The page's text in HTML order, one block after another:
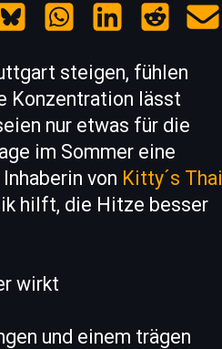
steigen, fühlen
Konzentration lässt
nur etwas für die
im Sommer eine
von Kitty´s Thai
hilft, die Hitze besser
wirkt
und einem trägen